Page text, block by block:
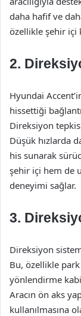
daha hafif ve
özellikle şehir içi
2.
Hyundai
hissettiği
Direksiyon
Düşük hızlarda
his sunarak
şehir içi hem de
deneyimi sağlar.
3.
Direksiyon
Bu, özellikle
yönlendirme
Aracın ön aks
kullanılmasına